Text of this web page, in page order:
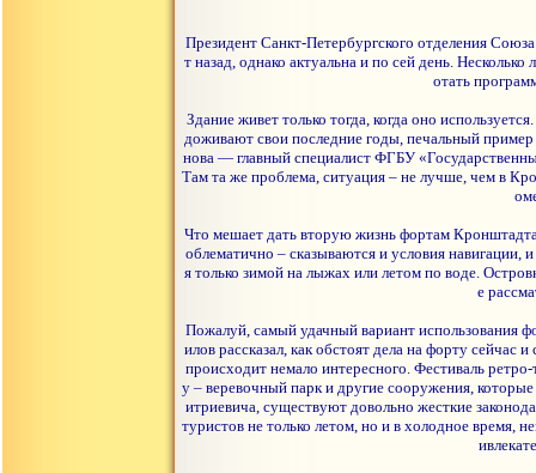
Президент Санкт-Петербургского отделения
т назад, однако актуальна и по сей день.
отать
Здание живет только тогда, когда оно
доживают свои последние годы, печальный
нова — главный специалист ФГБУ
Там та же проблема, ситуация – не лучше, чем в
Что мешает дать вторую жизнь фортам
облематично – сказываются и условия
я только зимой на лыжах или летом по воде.
е
Пожалуй, самый удачный вариант использования
илов рассказал, как обстоят дела на форту
происходит немало интересного. Фестиваль
у – веревочный парк и другие сооружения,
итриевича, существуют довольно жесткие
туристов не только летом, но и в холодное время,